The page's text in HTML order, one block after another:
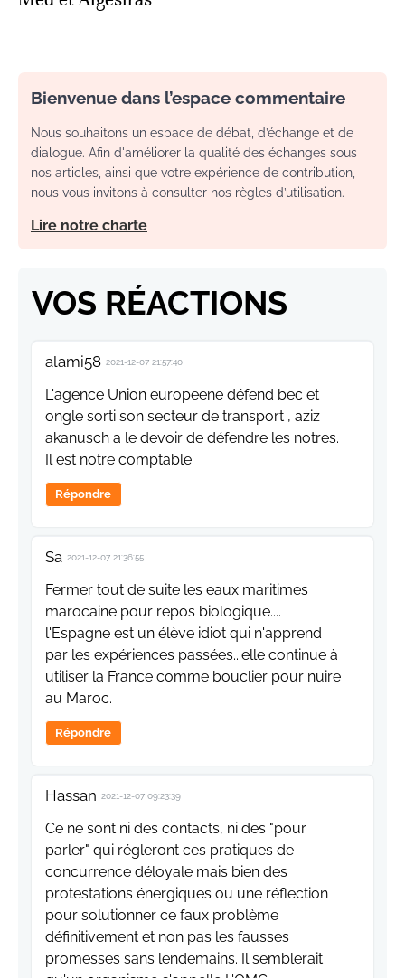
Bienvenue dans l’espace commentaire
Nous souhaitons un espace de débat, d’échange et de
dialogue. Afin d'améliorer la qualité des échanges sous
nos articles, ainsi que votre expérience de contribution,
nous vous invitons à consulter nos règles d’utilisation.
Lire notre charte
VOS RÉACTIONS
alami58 2021-12-07 21:57:40
L'agence Union europeene défend bec et
ongle sorti son secteur de transport , aziz
akanusch a le devoir de défendre les notres.
Il est notre comptable.
Répondre
Sa 2021-12-07 21:36:55
Fermer tout de suite les eaux maritimes
marocaine pour repos biologique....
l'Espagne est un élève idiot qui n'apprend
par les expériences passées...elle continue à
utiliser la France comme bouclier pour nuire
au Maroc.
Répondre
Hassan 2021-12-07 09:23:39
Ce ne sont ni des contacts, ni des "pour
parler" qui régleront ces pratiques de
concurrence déloyale mais bien des
protestations énergiques ou une réflection
pour solutionner ce faux problème
définitivement et non pas les fausses
promesses sans lendemains. Il semblerait